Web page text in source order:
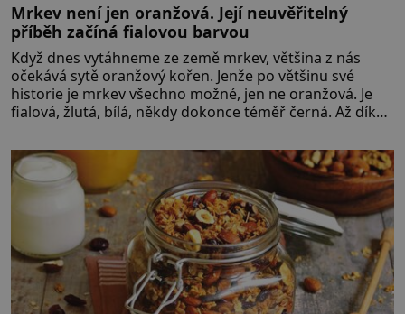
Mrkev není jen oranžová. Její neuvěřitelný
příběh začíná fialovou barvou
Když dnes vytáhneme ze země mrkev, většina z nás
očekává sytě oranžový kořen. Jenže po většinu své
historie je mrkev všechno možné, jen ne oranžová. Je
fialová, žlutá, bílá, někdy dokonce téměř černá. Až díky
bez které si českou zahradu ani nedokážeme
představit. Její příběh je